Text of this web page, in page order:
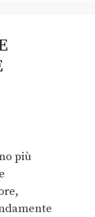
più